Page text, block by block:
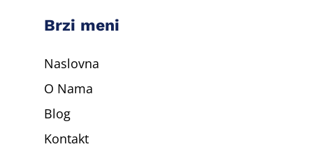
Brzi meni
Naslovna
O Nama
Blog
Kontakt